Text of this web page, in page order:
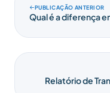
PUBLICAÇÃO ANTERIOR
Qual é a diferença
Relatório de